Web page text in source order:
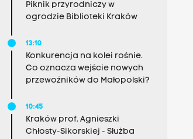
Piknik przyrodniczy w
ogrodzie Biblioteki Kraków
13:10
Konkurencja na kolei rośnie.
Co oznacza wejście nowych
przewoźników do Małopolski?
10:45
Kraków prof. Agnieszki
Chłosty-Sikorskiej - Służba